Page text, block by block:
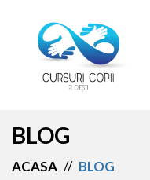
BLOG
ACASA // BLOG